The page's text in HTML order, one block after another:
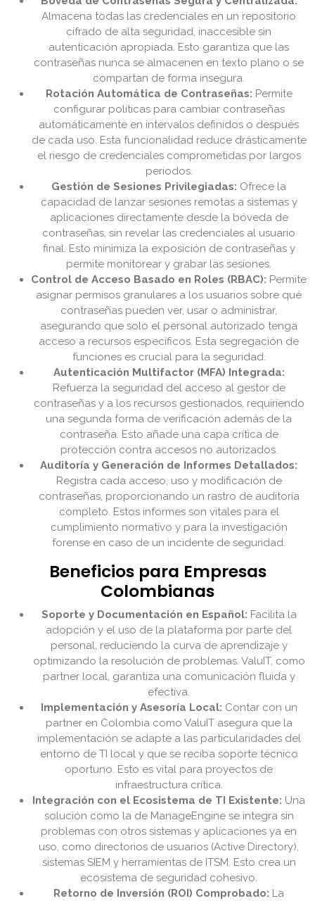
Almacena todas las credenciales en un repositorio
cifrado de alta seguridad, inaccesible sin
autenticación apropiada. Esto garantiza que las
contraseñas nunca se almacenen en texto plano o se
compartan de forma insegura.
Rotación Automática de Contraseñas: Permite
configurar políticas para cambiar contraseñas
automáticamente en intervalos definidos o después
de cada uso. Esta funcionalidad reduce drásticamente
el riesgo de credenciales comprometidas por largos
periodos.
Gestión de Sesiones Privilegiadas: Ofrece la
capacidad de lanzar sesiones remotas a sistemas y
aplicaciones directamente desde la bóveda de
contraseñas, sin revelar las credenciales al usuario
final. Esto minimiza la exposición de contraseñas y
permite monitorear y grabar las sesiones.
Control de Acceso Basado en Roles (RBAC): Permite
asignar permisos granulares a los usuarios sobre qué
contraseñas pueden ver, usar o administrar,
asegurando que solo el personal autorizado tenga
acceso a recursos específicos. Esta segregación de
funciones es crucial para la seguridad.
Autenticación Multifactor (MFA) Integrada:
Refuerza la seguridad del acceso al gestor de
contraseñas y a los recursos gestionados, requiriendo
una segunda forma de verificación además de la
contraseña. Esto añade una capa crítica de
protección contra accesos no autorizados.
Auditoría y Generación de Informes Detallados:
Registra cada acceso, uso y modificación de
contraseñas, proporcionando un rastro de auditoría
completo. Estos informes son vitales para el
cumplimiento normativo y para la investigación
forense en caso de un incidente de seguridad.
Beneficios para Empresas
Colombianas
Soporte y Documentación en Español: Facilita la
adopción y el uso de la plataforma por parte del
personal, reduciendo la curva de aprendizaje y
optimizando la resolución de problemas. ValuIT, como
partner local, garantiza una comunicación fluida y
efectiva.
Implementación y Asesoría Local: Contar con un
partner en Colombia como ValuIT asegura que la
implementación se adapte a las particularidades del
entorno de TI local y que se reciba soporte técnico
oportuno. Esto es vital para proyectos de
infraestructura crítica.
Integración con el Ecosistema de TI Existente: Una
solución como la de ManageEngine se integra sin
problemas con otros sistemas y aplicaciones ya en
uso, como directorios de usuarios (Active Directory),
sistemas SIEM y herramientas de ITSM. Esto crea un
ecosistema de seguridad cohesivo.
Retorno de Inversión (ROI) Comprobado: La